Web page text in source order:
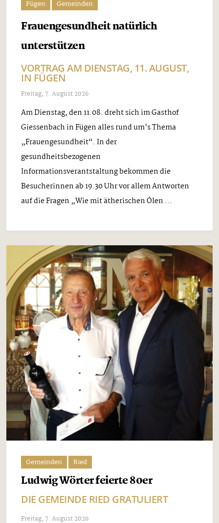
Fügen Gemeinden
Frauengesundheit natürlich
unterstützen
VORTRAG AM DIENSTAG, 11. AUGUST,
IN FÜGEN
Freitag, 7. August 2026
Am Dienstag, den 11.08. dreht sich im Gasthof
Giessenbach in Fügen alles rund um’s Thema
„Frauengesundheit“. In der
gesundheitsbezogenen
Informationsverantstaltung bekommen die
Besucherinnen ab 19.30 Uhr vor allem Antworten
auf die Fragen „Wie mit ätherischen Ölen ...
Gemeinden Ried
Ludwig Wörter feierte 80er
DIE GEMEINDE RIED GRATULIERT
Freitag, 7. August 2026